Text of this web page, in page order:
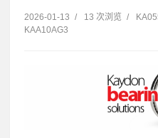
2026-01-13 / 13 次浏览 /
KAA10AG3